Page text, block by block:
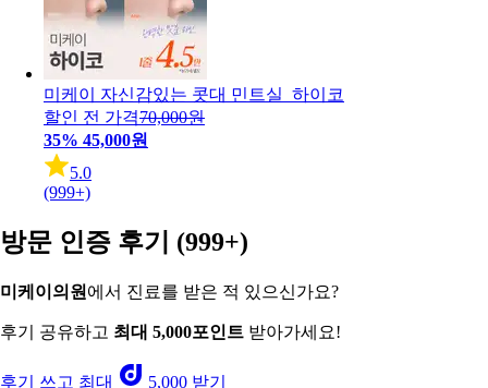
미케이 자신감있는 콧대 민트실_하이코
할인 전 가격70,000원
35% 45,000원
5.0
(999+)
방문 인증 후기 (999+)
미케이의원 에서 진료를 받은 적 있으신가요?
후기 공유하고 최대 5,000포인트 받아가세요!
후기 쓰고 최대 5,000 받기